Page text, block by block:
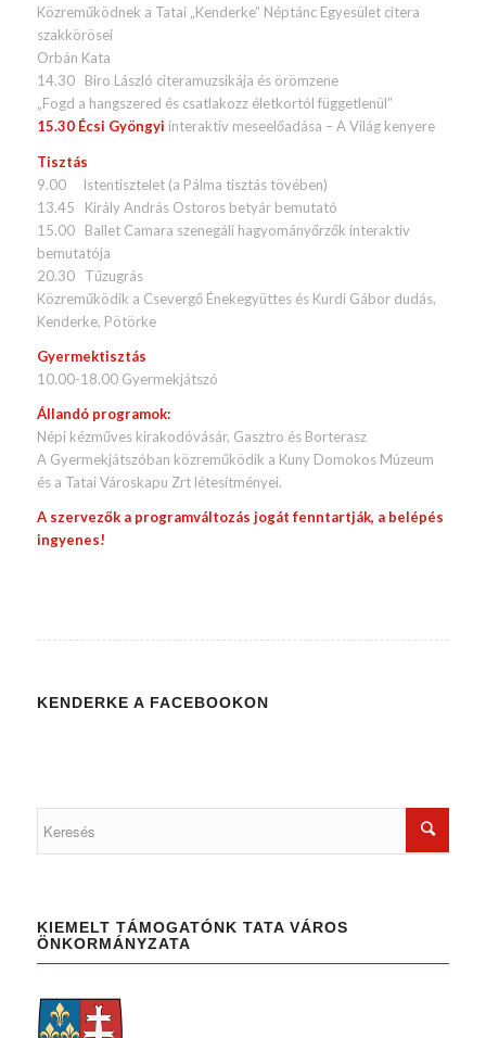
Közreműködnek a Tatai „Kenderke” Néptánc Egyesület citera
szakkörösei
Orbán Kata
14.30 Biro László citeramuzsikája és örömzene
„Fogd a hangszered és csatlakozz életkortól függetlenül”
15.30 Écsi Gyöngyi interaktív meseelőadása – A Világ kenyere
Tisztás
9.00 Istentisztelet (a Pálma tisztás tövében)
13.45 Király András Ostoros betyár bemutató
15.00 Ballet Camara szenegáli hagyományőrzők interaktív
bemutatója
20.30 Tűzugrás
Közreműködik a Csevergő Énekegyüttes és Kurdi Gábor dudás,
Kenderke, Pötörke
Gyermektisztás
10.00-18.00 Gyermekjátszó
Állandó programok:
Népi kézműves kirakodóvásár, Gasztro és Borterasz
A Gyermekjátszóban közreműködik a Kuny Domokos Múzeum
és a Tatai Városkapu Zrt létesítményei.
A szervezők a programváltozás jogát fenntartják, a belépés
ingyenes!
KENDERKE A FACEBOOKON
KIEMELT TÁMOGATÓNK TATA VÁROS
ÖNKORMÁNYZATA